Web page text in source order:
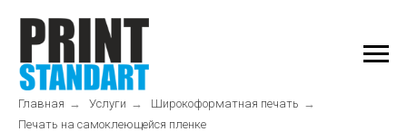
Главная → Услуги → Широкоформатная печать →
Печать на самоклеющейся пленке